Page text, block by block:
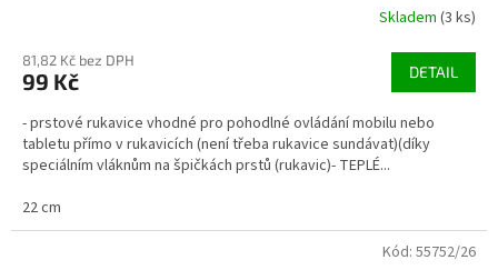
Skladem (3 ks)
81,82 Kč bez DPH
99 Kč DETAIL
- prstové rukavice vhodné pro pohodlné ovládání mobilu nebo
tabletu přímo v rukavicích (není třeba rukavice sundávat)(díky
speciálním vláknům na špičkách prstů (rukavic)- TEPLÉ...
22 cm
Kód: 55752/26